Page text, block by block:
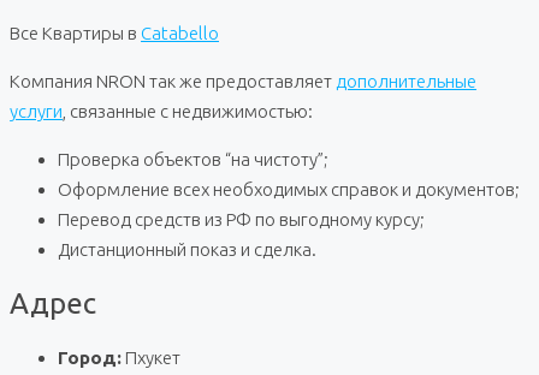
Все Квартиры в Catabello
Компания NRON так же предоставляет дополнительные
услуги , связанные с недвижимостью:
Проверка объектов “на чистоту”;
Оформление всех необходимых справок и документов;
Перевод средств из РФ по выгодному курсу;
Дистанционный показ и сделка.
Адрес
Город: Пхукет